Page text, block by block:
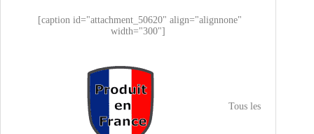
[caption id="attachment_50620" align="alignnone"
width="300"]
Tous les